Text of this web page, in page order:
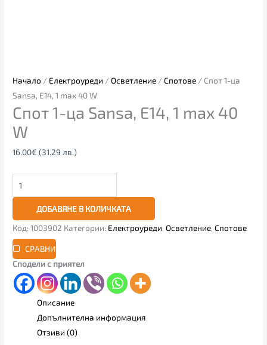
Начало / Електроуреди /Осветление /Спотове / Спот 1-ца
Sansa, E14, 1 max 40 W
Спот 1-ца Sansa, E14, 1 max 40
W
16.00€ (31.29 лв.)
ДОБАВЯНЕ В КОЛИЧКАТА
Код:1003902 Категории: Електроуреди,Осветление,Спотове
СРАВНИ
Сподели с приятел
Описание
Допълнителна информация
Отзиви (0)